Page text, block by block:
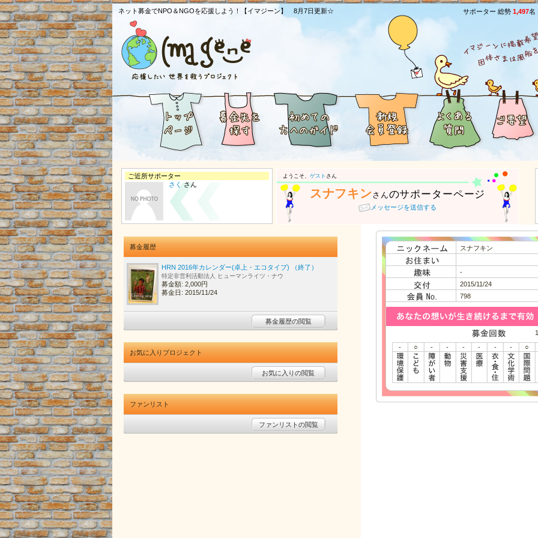
ネット募金でNPO＆NGOを応援しよう！【イマジーン】 8月7日更新☆ サポーター 総勢 1,497名
ご近所サポーター
さくさん
ようこそ、 ゲスト さん
スナフキン さんのサポーターページ
メッセージを送信する
スナフキン
-
2015/11/24
798
1
-
○ - - - - - - ○
募金履歴
HRN 2016年カレンダー(卓上・エコタイプ) （終了）
特定非営利活動法人 ヒューマンライツ・ナウ
募金額: 2,000円
募金日: 2015/11/24
募金履歴の閲覧
お気に入りプロジェクト
お気に入りの閲覧
ファンリスト
ファンリストの閲覧